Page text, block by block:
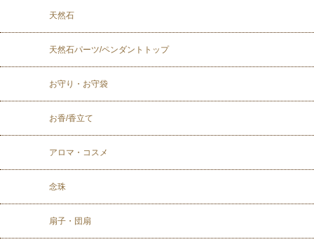
天然石
天然石パーツ/ペンダントトップ
お守り・お守袋
お香/香立て
アロマ・コスメ
念珠
扇子・団扇